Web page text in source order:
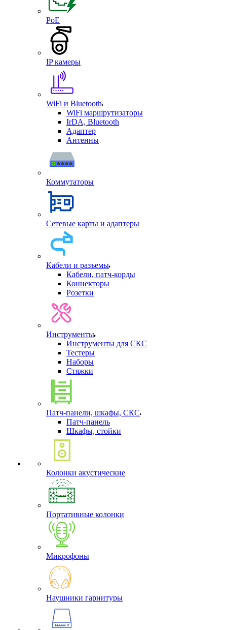
PoE
IP камеры
WiFi и Bluetooth
WiFi маршрутизаторы
IrDA, Bluetooth
Адаптер
Антенны
Коммутаторы
Сетевые карты и адаптеры
Кабели и разъемы
Кабели, патч-корды
Коннекторы
Розетки
Инструменты
Инструменты для СКС
Тестеры
Наборы
Стяжки
Патч-панели, шкафы, СКС
Патч-панель
Шкафы, стойки
Колонки акустические
Портативные колонки
Микрофоны
Наушники гарнитуры